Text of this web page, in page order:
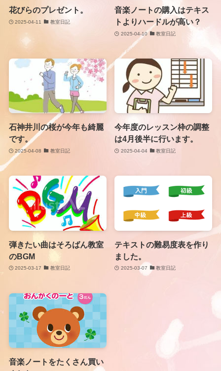
花びらのプレゼント。
2025-04-11 教室日記
音楽ノートの購入はテキス
トよりハードルが高い？
2025-04-10 教室日記
石神井川の桜が今年も綺麗
です。
2025-04-08 教室日記
今年度のレッスン枠の調整
は4月後半に行います。
2025-04-04 教室日記
弾きたい曲はそろばん教室
のBGM
2025-03-17 教室日記
テキストの難易度表を作り
ました。
2025-03-07 教室日記
音楽ノートをたくさん買い